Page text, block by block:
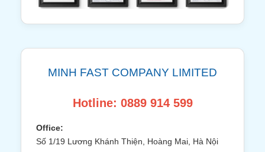
MINH FAST COMPANY LIMITED
Hotline: 0889 914 599
Office:
Số 1/19 Lương Khánh Thiện, Hoàng Mai, Hà Nội